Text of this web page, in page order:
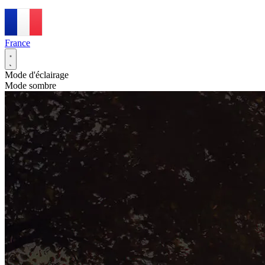
France
Mode d'éclairage
Mode sombre